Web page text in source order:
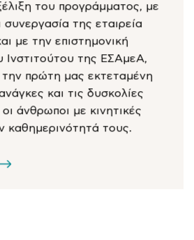
του προγράμματος, με
της εταιρεία
με την επιστημονική
Ινστιτούτου της EΣΑμεΑ,
πρώτη μας εκτεταμένη
και τις δυσκολίες
άνθρωποι με κινητικές
καθημερινότητά τους.